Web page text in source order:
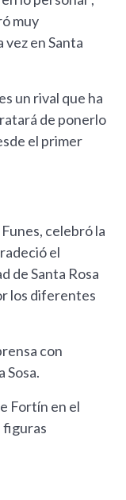
muy
en Santa
un rival que ha
de ponerlo
el primer
celebró la
el
de Santa Rosa
los diferentes
con
Sosa.
Fortín en el
figuras